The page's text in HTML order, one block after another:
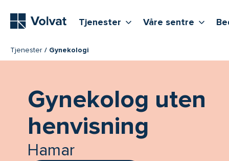
Tjenester Vis flere undernivåer
Våre sentre Vis
Tjenester Gynekologi
Gynekolog uten
henvisning
Hamar